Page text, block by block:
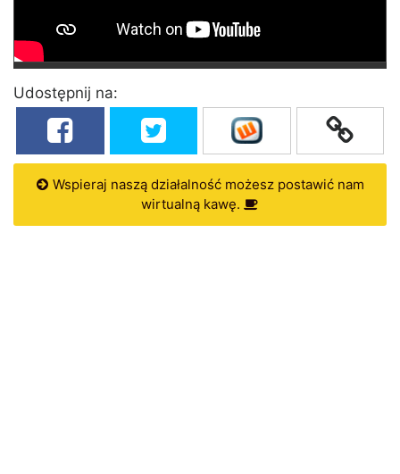
Udostępnij na:
Wspieraj naszą działalność możesz postawić nam
wirtualną kawę.